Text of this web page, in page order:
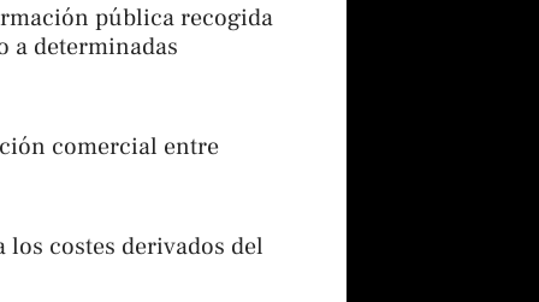
pública recogida
a determinadas
comercial entre
costes derivados del